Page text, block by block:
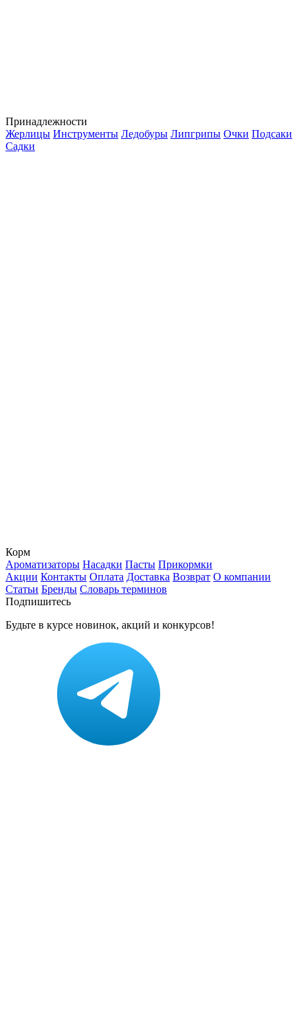
Принадлежности
Жерлицы Инструменты Ледобуры Липгрипы Очки Подсаки
Садки
Корм
Ароматизаторы Насадки Пасты Прикормки
Акции Контакты Оплата Доставка Возврат О компании
Статьи Бренды Словарь терминов
Подпишитесь
Будьте в курсе новинок, акций и конкурсов!